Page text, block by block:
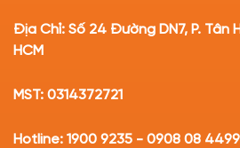
Địa Chỉ: Số 24 Đường DN7, P. Tân
HCM
MST: 0314372721
Hotline: 1900 9235 - 0908 08 4499